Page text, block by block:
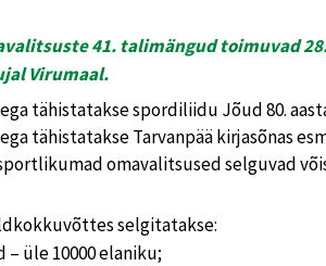
41. talimängud toimuvad
Virumaal.
tähistatakse spordiliidu Jõud 80.
tähistatakse Tarvanpää kirjasõnas
omavalitsused selguvad
selgitatakse:
– üle 10000 elaniku;